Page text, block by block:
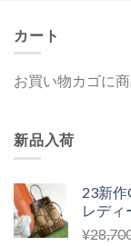
カート
お買い物カゴに
新品入荷
23新作
レディ
¥